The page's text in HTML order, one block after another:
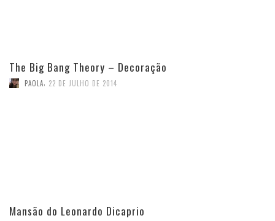
The Big Bang Theory – Decoração
PAOLA 22 DE JULHO DE 2014
Mansão do Leonardo Dicaprio